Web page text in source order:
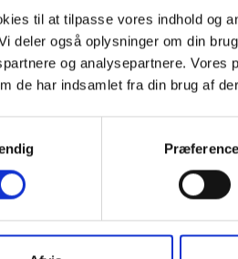
til at tilpasse vores indhold og
deler også oplysninger om din
og analysepartnere.
de har indsamlet fra din brug af